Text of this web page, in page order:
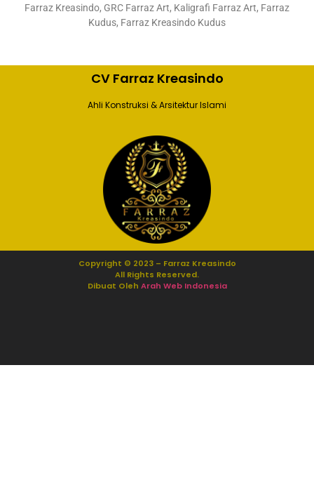
Farraz Kreasindo, GRC Farraz Art, Kaligrafi Farraz Art, Farraz
Kudus, Farraz Kreasindo Kudus
CV Farraz Kreasindo
Ahli Konstruksi & Arsitektur Islami
Copyright © 2023 – Farraz Kreasindo
All Rights Reserved.
Dibuat Oleh Arah Web Indonesia